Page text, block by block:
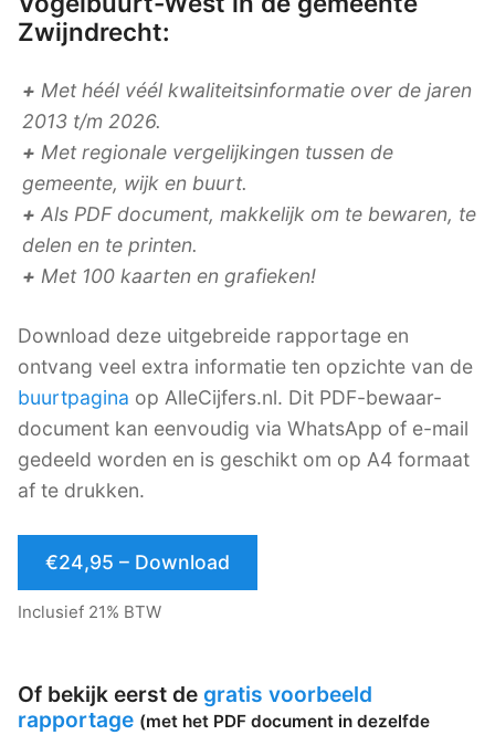
Zwijndrecht:
+ Met héél véél kwaliteitsinformatie over de jaren
2013 t/m 2026.
+ Met regionale vergelijkingen tussen de
gemeente, wijk en buurt.
+ Als PDF document, makkelijk om te bewaren, te
delen en te printen.
+ Met 100 kaarten en grafieken!
Download deze uitgebreide rapportage en
ontvang veel extra informatie ten opzichte van de
buurtpagina op AlleCijfers.nl. Dit PDF-bewaar-
document kan eenvoudig via WhatsApp of e-mail
gedeeld worden en is geschikt om op A4 formaat
af te drukken.
€24,95 – Download
Inclusief 21% BTW
Of bekijk eerst de gratis voorbeeld
rapportage (met het PDF document in dezelfde